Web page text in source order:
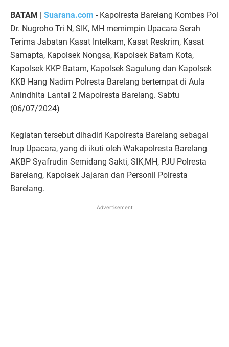
BATAM | Suarana.com - Kapolresta Barelang Kombes Pol
Dr. Nugroho Tri N, SIK, MH memimpin Upacara Serah
Terima Jabatan Kasat Intelkam, Kasat Reskrim, Kasat
Samapta, Kapolsek Nongsa, Kapolsek Batam Kota,
Kapolsek KKP Batam, Kapolsek Sagulung dan Kapolsek
KKB Hang Nadim Polresta Barelang bertempat di Aula
Anindhita Lantai 2 Mapolresta Barelang. Sabtu
(06/07/2024)
Kegiatan tersebut dihadiri Kapolresta Barelang sebagai
Irup Upacara, yang di ikuti oleh Wakapolresta Barelang
AKBP Syafrudin Semidang Sakti, SIK,MH, PJU Polresta
Barelang, Kapolsek Jajaran dan Personil Polresta
Barelang.
Advertisement